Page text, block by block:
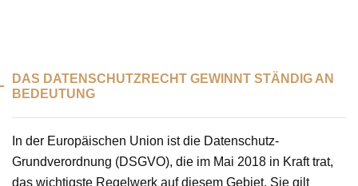
DAS DATENSCHUTZRECHT GEWINNT STÄNDIG AN
BEDEUTUNG
In der Europäischen Union ist die Datenschutz-
Grundverordnung (DSGVO), die im Mai 2018 in Kraft trat,
das wichtigste Regelwerk auf diesem Gebiet. Sie gilt